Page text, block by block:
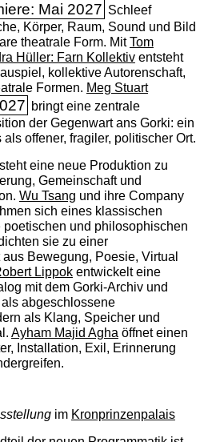
Mai 2027 Schleef
Körper, Raum, Sound und Bild
theatrale Form. MitTom
Hüller: Farn Kollektiventsteht
kollektive Autorenschaft,
Formen. Meg Stuart
bringt eine zentrale
der Gegenwart ans Gorki: ein
offener, fragiler, politischer Ort.
eine neue Produktion zu
Gemeinschaft und
Wu Tsang und ihre Company
sich eines klassischen
poetischen und philosophischen
sie zu einer
Bewegung, Poesie, Virtual
Lippokentwickelt eine
mit dem Gorki-Archiv und
abgeschlossene
als Klang, Speicher und
Ayham Majid Aghaöffnet einen
Installation, Exil, Erinnerung
im Kronprinzenpalais